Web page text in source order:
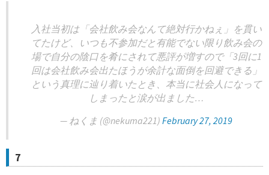
入社当初は「会社飲み会なんて絶対行かねぇ」を貫い
てたけど、いつも不参加だと有能でない限り飲み会の
場で自分の陰口を肴にされて悪評が増すので「3回に1
回は会社飲み会出たほうが余計な面倒を回避できる」
という真理に辿り着いたとき、本当に社会人になって
しまったと涙が出ました…
— ねくま (@nekuma221) February 27, 2019
7